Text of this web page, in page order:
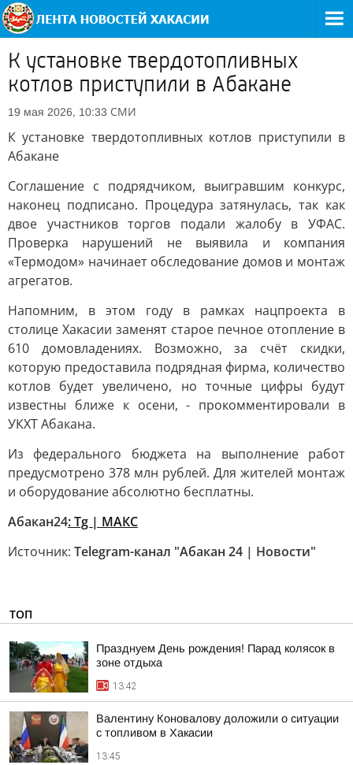
К установке твердотопливных
котлов приступили в Абакане
19 мая 2026, 10:33 СМИ
К установке твердотопливных котлов приступили в
Абакане
Соглашение с подрядчиком, выигравшим конкурс,
наконец подписано. Процедура затянулась, так как
двое участников торгов подали жалобу в УФАС.
Проверка нарушений не выявила и компания
«Термодом» начинает обследование домов и монтаж
агрегатов.
Напомним, в этом году в рамках нацпроекта в
столице Хакасии заменят старое печное отопление в
610 домовладениях. Возможно, за счёт скидки,
которую предоставила подрядная фирма, количество
котлов будет увеличено, но точные цифры будут
известны ближе к осени, - прокомментировали в
УКХТ Абакана.
Из федерального бюджета на выполнение работ
предусмотрено 378 млн рублей. Для жителей монтаж
и оборудование абсолютно бесплатны.
Абакан24: Tg | MAКС
Источник: Telegram-канал "Абакан 24 | Новости"
ТОП
Празднуем День рождения! Парад колясок в
зоне отдыха
13:42
Валентину Коновалову доложили о ситуации
с топливом в Хакасии
13:45